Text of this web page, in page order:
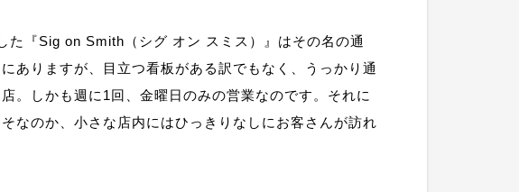
た『Sig on Smith（シグ オン スミス）』はその名の通
ありますが、目立つ看板がある訳でもなく、うっかり通
。しかも週に1回、金曜日のみの営業なのです。それに
なのか、小さな店内にはひっきりなしにお客さんが訪れ